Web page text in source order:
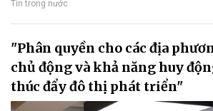
Tin trong nước
"Phân quyền cho các địa
chủ động và khả năng huy
thúc đẩy đô thị phát triển"